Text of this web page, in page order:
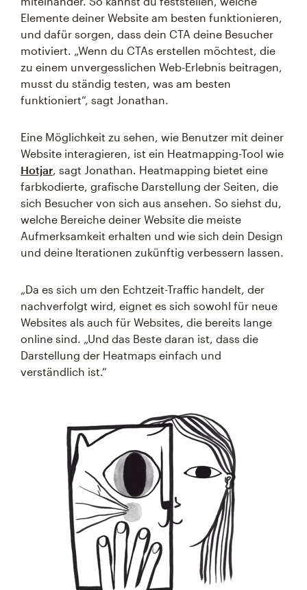
Elemente deiner Website am besten funktionieren,
und dafür sorgen, dass dein CTA deine Besucher
motiviert. „Wenn du CTAs erstellen möchtest, die
zu einem unvergesslichen Web-Erlebnis beitragen,
musst du ständig testen, was am besten
funktioniert“, sagt Jonathan.
Eine Möglichkeit zu sehen, wie Benutzer mit deiner
Website interagieren, ist ein Heatmapping-Tool wie
Hotjar, sagt Jonathan. Heatmapping bietet eine
farbkodierte, grafische Darstellung der Seiten, die
sich Besucher von sich aus ansehen. So siehst du,
welche Bereiche deiner Website die meiste
Aufmerksamkeit erhalten und wie sich dein Design
und deine Iterationen zukünftig verbessern lassen.
„Da es sich um den Echtzeit-Traffic handelt, der
nachverfolgt wird, eignet es sich sowohl für neue
Websites als auch für Websites, die bereits lange
online sind. „Und das Beste daran ist, dass die
Darstellung der Heatmaps einfach und
verständlich ist.“